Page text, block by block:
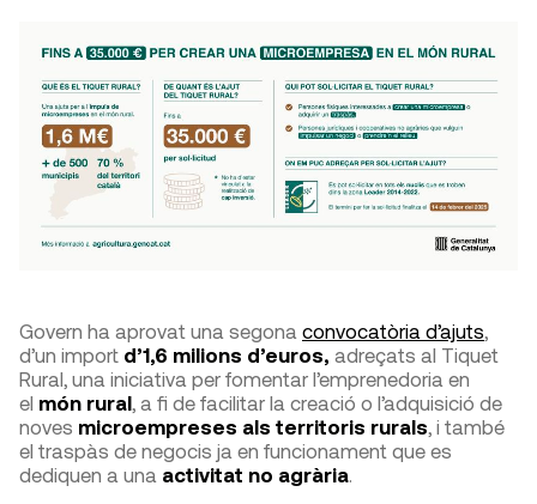
Govern ha aprovat una segona convocatòria d’ajuts,
d’un import d’1,6 milions d’euros, adreçats al Tiquet
Rural, una iniciativa per fomentar l’emprenedoria en
el món rural, a fi de facilitar la creació o l’adquisició de
noves microempreses als territoris rurals, i també
el traspàs de negocis ja en funcionament que es
dediquen a una activitat no agrària.